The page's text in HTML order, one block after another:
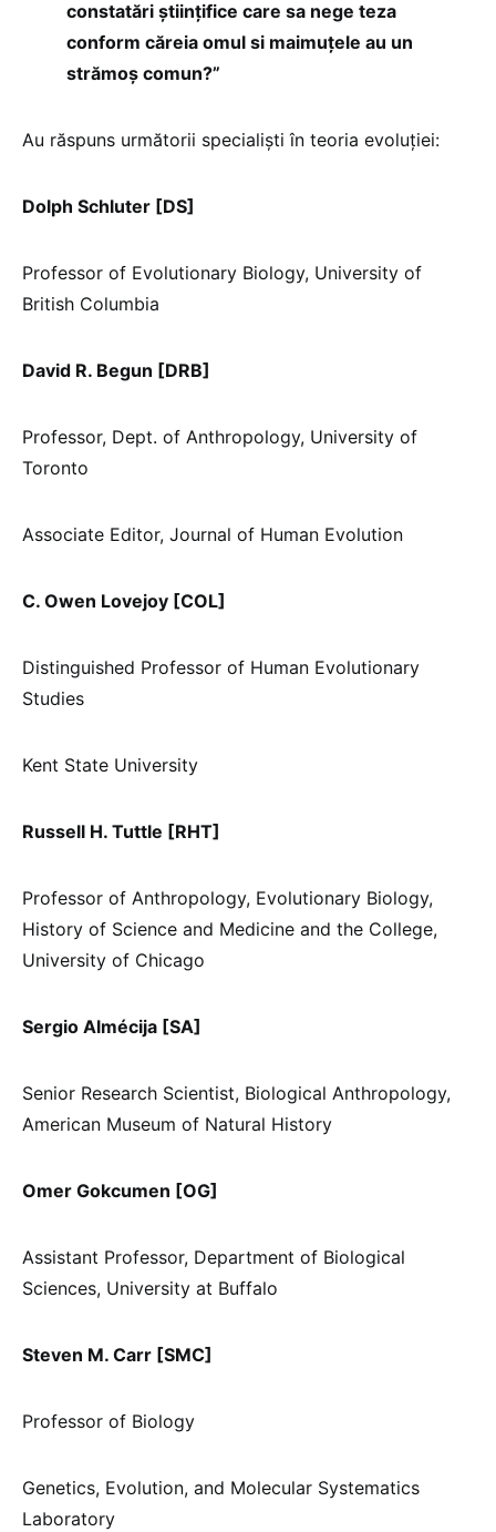
constatări științifice care sa nege teza
conform căreia omul si maimuțele au un
strămoș comun?”
Au răspuns următorii specialiști în teoria evoluției:
Dolph Schluter [DS]
Professor of Evolutionary Biology, University of
British Columbia
David R. Begun [DRB]
Professor, Dept. of Anthropology, University of
Toronto
Associate Editor, Journal of Human Evolution
C. Owen Lovejoy [COL]
Distinguished Professor of Human Evolutionary
Studies
Kent State University
Russell H. Tuttle [RHT]
Professor of Anthropology, Evolutionary Biology,
History of Science and Medicine and the College,
University of Chicago
Sergio Almécija [SA]
Senior Research Scientist, Biological Anthropology,
American Museum of Natural History
Omer Gokcumen [OG]
Assistant Professor, Department of Biological
Sciences, University at Buffalo
Steven M. Carr [SMC]
Professor of Biology
Genetics, Evolution, and Molecular Systematics
Laboratory